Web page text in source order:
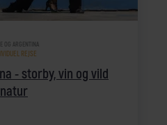
- storby, vin og vild
natur
OG ARGENTINA
REJSE